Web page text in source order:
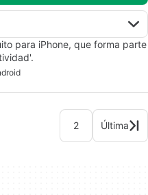
para iPhone, que forma parte
2 Última